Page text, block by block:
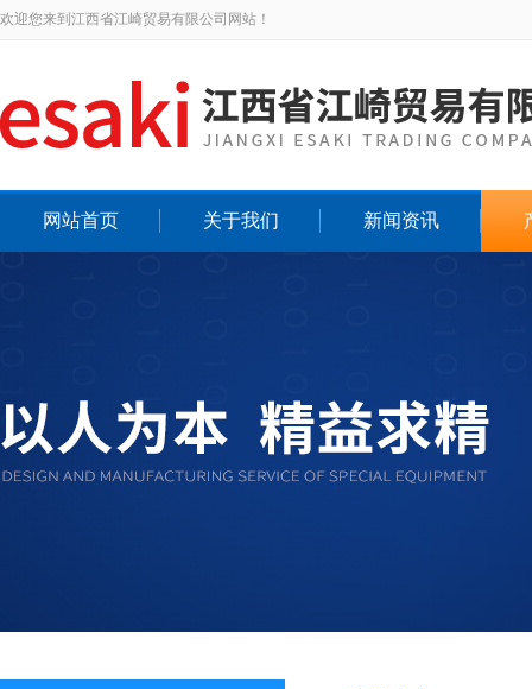
欢迎您来到江西省江崎贸易有限公司网站！
网站首页 关于我们 新闻资讯